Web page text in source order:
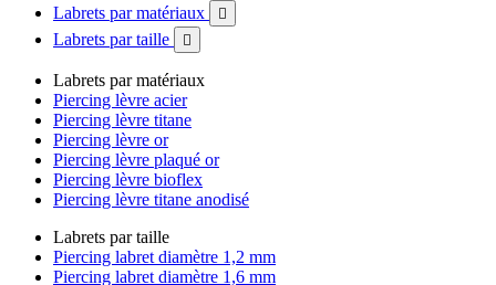
Labrets par matériaux

Labrets par taille 
Labrets par matériaux
Piercing lèvre acier
Piercing lèvre titane
Piercing lèvre or
Piercing lèvre plaqué or
Piercing lèvre bioflex
Piercing lèvre titane anodisé
Labrets par taille
Piercing labret diamètre 1,2 mm
Piercing labret diamètre 1,6 mm